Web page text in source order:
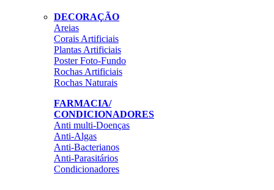
DECORAÇÃO
Areias
Corais Artificiais
Plantas Artificiais
Poster Foto-Fundo
Rochas Artificiais
Rochas Naturais
FARMACIA/
CONDICIONADORES
Anti multi-Doenças
Anti-Algas
Anti-Bacterianos
Anti-Parasitários
Condicionadores